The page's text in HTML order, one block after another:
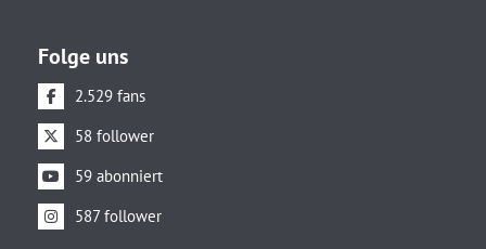
Folge uns
2.529 fans
58 follower
59 abonniert
587 follower